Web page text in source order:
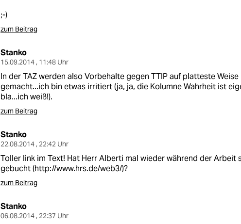
;-)
zum Beitrag
Stanko
15.09.2014 , 11:48 Uhr
In der TAZ werden also Vorbehalte gegen TTIP auf platteste
gemacht...ich bin etwas irritiert (ja, ja, die Kolumne Wahrheit ist
bla...ich weiß!).
zum Beitrag
Stanko
22.08.2014 , 22:42 Uhr
Toller link im Text! Hat Herr Alberti mal wieder während der Arbeit
gebucht (http://www.hrs.de/web3/)?
zum Beitrag
Stanko
06.08.2014 , 22:37 Uhr